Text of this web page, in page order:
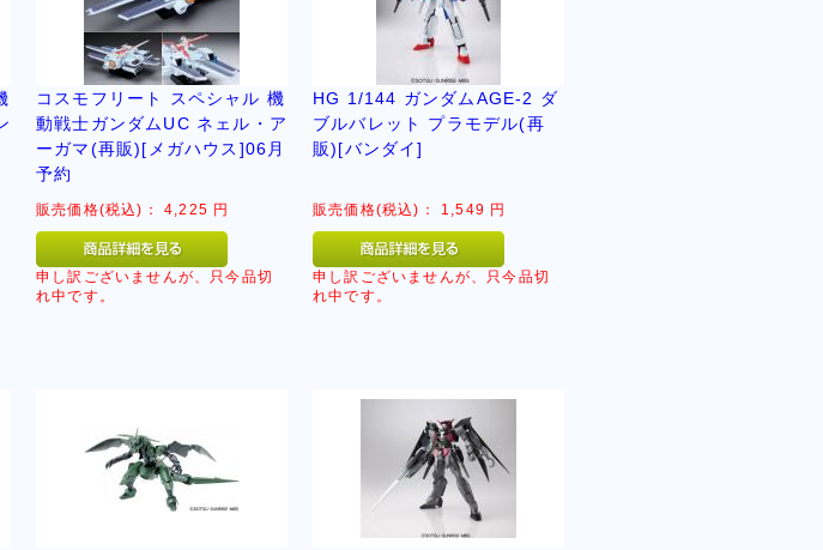
コスモフリート スペシャル 機
動戦士ガンダムUC ネェル・ア
ーガマ(再販)[メガハウス]06月
予約
販売価格(税込)： 4,225 円
申し訳ございませんが、只今品切
れ中です。
HG 1/144 ガンダムAGE-2 ダ
ブルバレット プラモデル(再
販)[バンダイ]
販売価格(税込)： 1,549 円
申し訳ございませんが、只今品切
れ中です。